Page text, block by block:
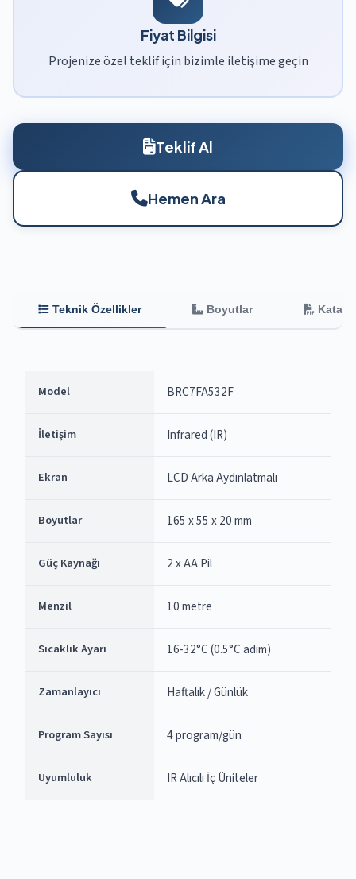
Fiyat Bilgisi
Projenize özel teklif için bizimle iletişime geçin
Teklif Al
Hemen Ara
Teknik Özellikler Boyutlar
Model BRC7FA532F
İletişim Infrared (IR)
Ekran LCD Arka Aydınlatmalı
Boyutlar 165 x 55 x 20 mm
Güç Kaynağı 2 x AA Pil
Menzil 10 metre
Sıcaklık Ayarı 16-32°C (0.5°C adım)
Zamanlayıcı Haftalık / Günlük
Program Sayısı 4 program/gün
Uyumluluk IR Alıcılı İç Üniteler